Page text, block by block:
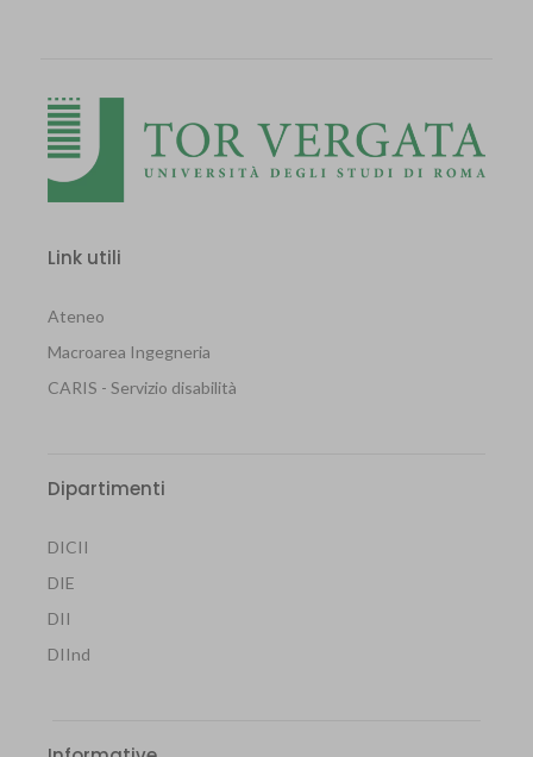
Link utili
Ateneo
Macroarea Ingegneria
CARIS - Servizio disabilità
Dipartimenti
DICII
DIE
DII
DIInd